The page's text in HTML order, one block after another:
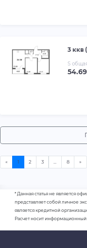
3 ккв
S
* Данная статья не является
представляет собой личное
является кредитной
Расчет носит информационный